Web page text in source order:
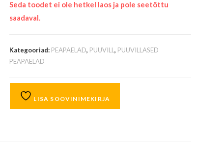
Seda toodet ei ole hetkel laos ja pole seetõttu
saadaval.
Kategooriad: PEAPAELAD, PUUVILL, PUUVILLASED
PEAPAELAD
LISA SOOVINIMEKIRJA